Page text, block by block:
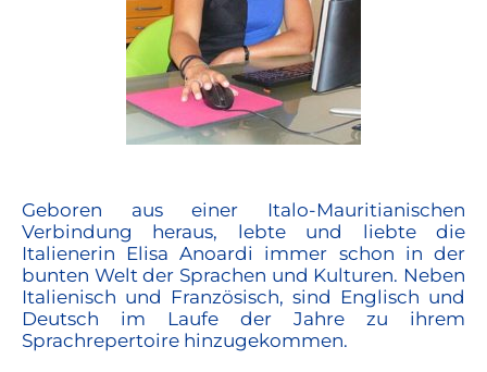
Geboren aus einer Italo-Mauritianischen
Verbindung heraus, lebte und liebte die
Italienerin Elisa Anoardi immer schon in der
bunten Welt der Sprachen und Kulturen. Neben
Italienisch und Französisch, sind Englisch und
Deutsch im Laufe der Jahre zu ihrem
Sprachrepertoire hinzugekommen.